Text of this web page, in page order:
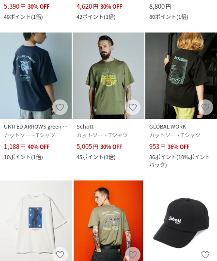
5,390円 30%OFF
49ポイント(1倍)
4,620円 30%OFF
42ポイント(1倍)
8,800円
80ポイント(1倍)
UNITED ARROWS green label relaxing
カットソー・Tシャツ
1,188円 40%OFF
10ポイント(1倍)
Schott
カットソー・Tシャツ
5,005円 30%OFF
45ポイント(1倍)
GLOBAL WORK
カットソー・Tシャツ
953円 36%OFF
86ポイント(10%ポイント
バック)